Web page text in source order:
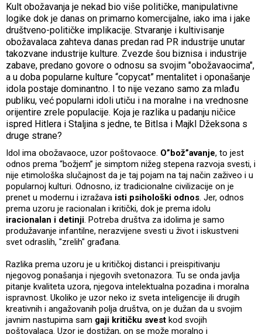
Kult obožavanja je nekad bio više političke, manipulativne
logike dok je danas on primarno komercijalne, iako ima i jake
društveno-političke implikacije. Stvaranje i kultivisanje
obožavalaca zahteva danas predan rad PR industrije unutar
takozvane industrije kulture. Zvezde šou biznisa i industrije
zabave, predano govore o odnosu sa svojim "obožavaocima",
a u doba popularne kulture “copycat” mentalitet i oponašanje
idola postaje dominantno. I to nije vezano samo za mlađu
publiku, već popularni idoli utiču i na moralne i na vrednosne
orijentire zrele populacije. Koja je razlika u padanju ničice
ispred Hitlera i Staljina s jedne, te Bitlsa i Majkl Džeksona s
druge strane?
Idol ima obožavaoce, uzor poštovaoce. O”bož”avanje, to jest
odnos prema “božjem” je simptom nižeg stepena razvoja svesti, i
nije etimološka slučajnost da je taj pojam na taj način zaživeo i u
popularnoj kulturi. Odnosno, iz tradicionalne civilizacije on je
prenet u modernu i izražava isti psihološki odnos. Jer, odnos
prema uzoru je racionalan i kritički, dok je prema idolu
iracionalan i detinji. Potreba društva za idolima je samo
produžavanje infantilne, nerazvijene svesti u život i iskustveni
svet odraslih, "zrelih" građana.
Razlika prema uzoru je u kritičkoj distanci i preispitivanju
njegovog ponašanja i njegovih svetonazora. Tu se onda javlja
pitanje kvaliteta uzora, njegova intelektualna pozadina i moralna
ispravnost. Ukoliko je uzor neko iz sveta inteligencije ili drugih
kreativnih i angažovanih polja društva, on je dužan da u svojim
javnim nastupima sam gaji kritičku svest kod svojih
poštovalaca. Uzor je dostižan, on se može moralno i